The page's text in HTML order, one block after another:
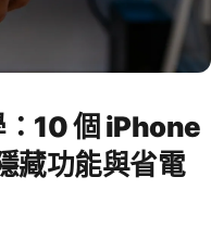
10 個 iPhone
藏功能與省電